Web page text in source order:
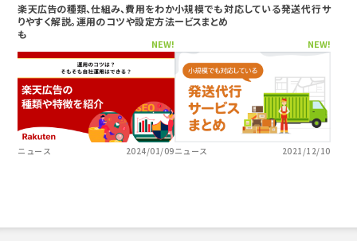
楽天広告の種類、仕組み、費用をわか
りやすく解説。運用のコツや設定方法
も
NEW!
ニュース 2024/01/09
小規模でも対応している発送代行サ
ービスまとめ
NEW!
ニュース 2021/12/10